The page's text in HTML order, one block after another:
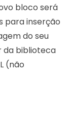
bloco será
para inserção
do seu
biblioteca
(não